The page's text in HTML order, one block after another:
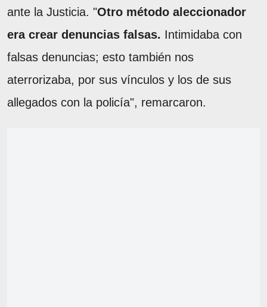
ante la Justicia. "Otro método aleccionador
era crear denuncias falsas. Intimidaba con
falsas denuncias; esto también nos
aterrorizaba, por sus vínculos y los de sus
allegados con la policía", remarcaron.